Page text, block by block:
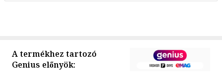
A termékhez tartozó
Genius előnyök: